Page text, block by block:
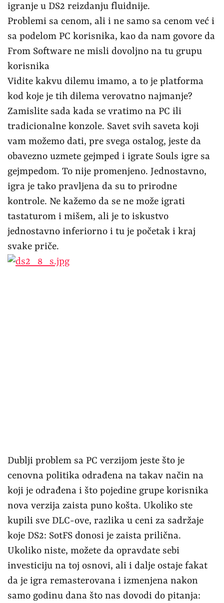
igranje u DS2 reizdanju fluidnije.
Problemi sa cenom, ali i ne samo sa cenom već i
sa podelom PC korisnika, kao da nam govore da
From Software ne misli dovoljno na tu grupu
korisnika
Vidite kakvu dilemu imamo, a to je platforma
kod koje je tih dilema verovatno najmanje?
Zamislite sada kada se vratimo na PC ili
tradicionalne konzole. Savet svih saveta koji
vam možemo dati, pre svega ostalog, jeste da
obavezno uzmete gejmped i igrate Souls igre sa
gejmpedom. To nije promenjeno. Jednostavno,
igra je tako pravljena da su to prirodne
kontrole. Ne kažemo da se ne može igrati
tastaturom i mišem, ali je to iskustvo
jednostavno inferiorno i tu je početak i kraj
svake priče.
Dublji problem sa PC verzijom jeste što je
cenovna politika odrađena na takav način na
koji je odrađena i što pojedine grupe korisnika
nova verzija zaista puno košta. Ukoliko ste
kupili sve DLC-ove, razlika u ceni za sadržaje
koje DS2: SotFS donosi je zaista prilična.
Ukoliko niste, možete da opravdate sebi
investiciju na toj osnovi, ali i dalje ostaje fakat
da je igra remasterovana i izmenjena nakon
samo godinu dana što nas dovodi do pitanja: